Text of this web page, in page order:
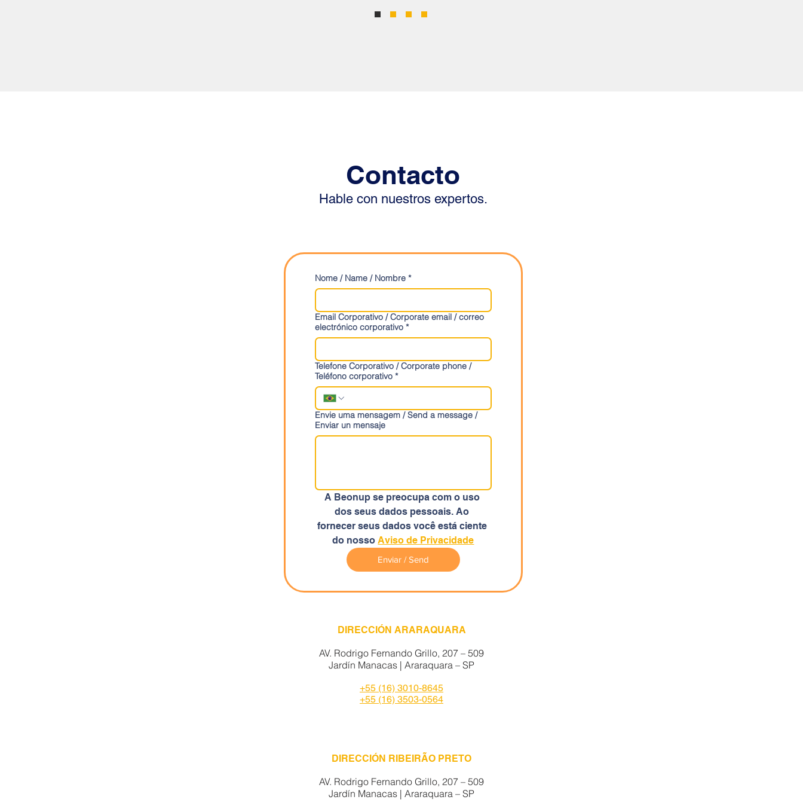
Contacto
Hable con nuestros expertos.
Nome / Name / Nombre *
Email Corporativo / Corporate email / correo
electrónico corporativo *
Telefone Corporativo / Corporate phone /
Teléfono corporativo *
Envie uma mensagem / Send a message /
Enviar un mensaje
A Beonup se preocupa com o uso
dos seus dados pessoais. Ao
fornecer seus dados você está ciente
do nosso Aviso de Privacidade
Enviar / Send
DIRECCIÓN ARARAQUARA
AV. Rodrigo Fernando Grillo, 207 – 509
Jardín Manacas | Araraquara – SP
+55 (16) 3010-8645
+55 (16) 3503-0564
DIRECCIÓN RIBEIRÃO PRETO
AV. Rodrigo Fernando Grillo, 207 – 509
Jardín Manacas | Araraquara – SP